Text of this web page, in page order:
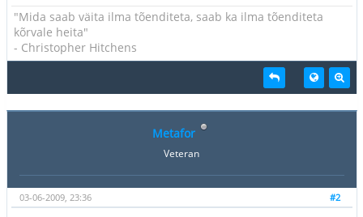
"Mida saab väita ilma tõenditeta, saab ka ilma tõenditeta
kõrvale heita"
- Christopher Hitchens
Metafor
Veteran
#2
03-06-2009, 23:36